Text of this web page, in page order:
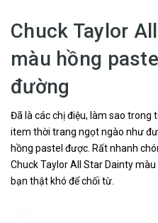
Chuck Taylor
màu hồng
đường
Đã là các chị điệu, làm sao trong
item thời trang ngọt ngào như
hồng pastel được. Rất nhanh
Chuck Taylor All Star Dainty
bạn thật khó để chối từ.